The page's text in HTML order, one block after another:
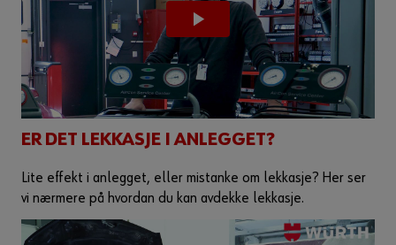
ER DET LEKKASJE I ANLEGGET?
Lite effekt i anlegget, eller mistanke om lekkasje? Her ser
vi nærmere på hvordan du kan avdekke lekkasje.